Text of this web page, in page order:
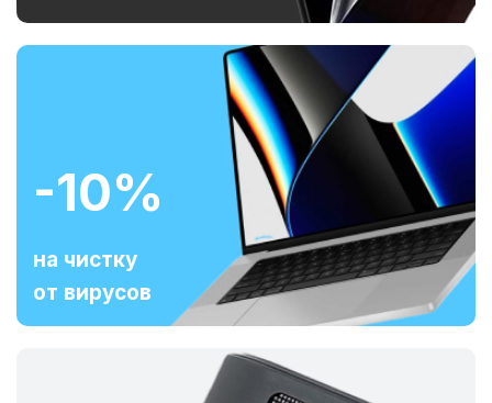
-10%
на чистку
от вирусов